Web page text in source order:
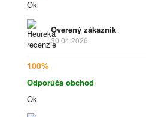
Ok
Overený zákazník
30.04.2026
100%
Odporúča obchod
Ok